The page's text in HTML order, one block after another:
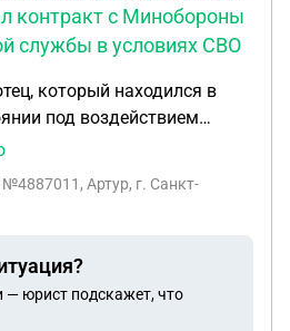
контракт с Минобороны
службы в условиях СВО
который находился в
под воздействием
с Минобороны на
N с просьбой пустить
семья, есть место
МВД ответили
№4887011, Артур, г. Санкт-
— юрист подскажет, что